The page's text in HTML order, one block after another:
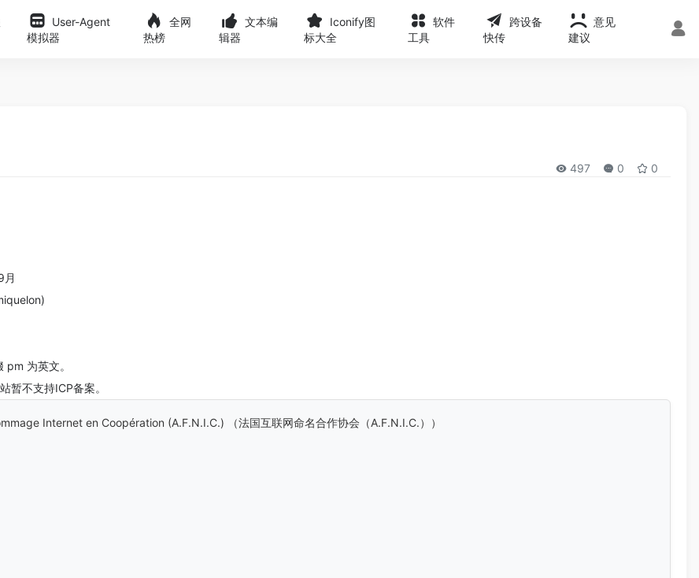
User-Agent
模拟器
全网
热榜
文本编
辑器
Iconify图
标大全
软件
工具
跨设备
快传
意见
建议
497 0 0
为英文。
暂不支持ICP备案。
Internet en Coopération (A.F.N.I.C.) （法国互联网命名合作协会（A.F.N.I.C.））